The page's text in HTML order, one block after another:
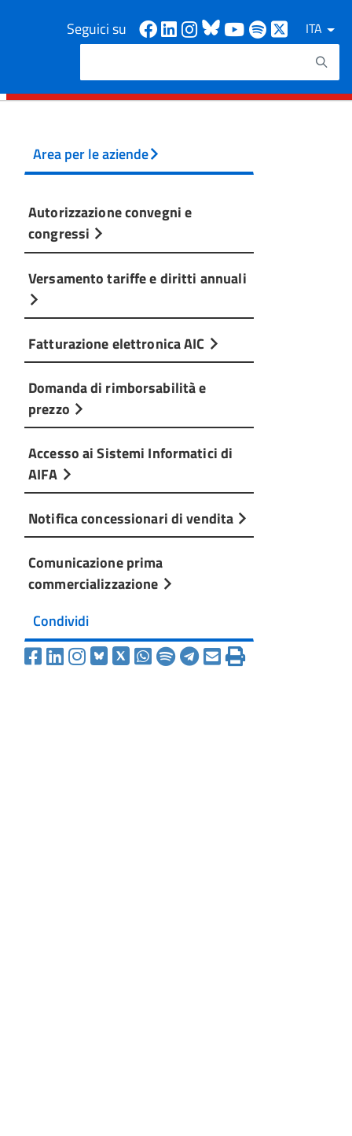
Seguici su Facebook
Linkedin
Instagram
Bluesky
Youtube
Spotify
ITA
Cerca
Area per le aziende
Autorizzazione convegni e
congressi
Versamento tariffe e diritti annuali
Fatturazione elettronica AIC
Domanda di rimborsabilità e
prezzo
Accesso ai Sistemi Informatici di
AIFA
Notifica concessionari di vendita
Comunicazione prima
commercializzazione
Condividi